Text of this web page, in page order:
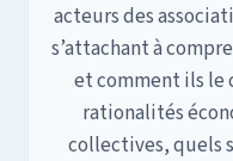
acteurs des
s’attachant à
et comment ils le
rationalités
collectives, quels